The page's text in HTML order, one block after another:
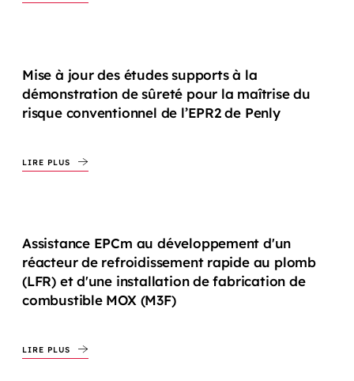
Mise à jour des études supports à la
démonstration de sûreté pour la maîtrise du
risque conventionnel de l’EPR2 de Penly
LIRE PLUS
Assistance EPCm au développement d'un
réacteur de refroidissement rapide au plomb
(LFR) et d'une installation de fabrication de
combustible MOX (M3F)
LIRE PLUS